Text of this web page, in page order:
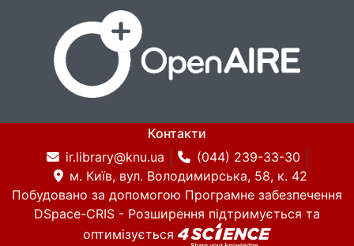
Контакти
ir.library@knu.ua
(044) 239-33-30
м. Київ, вул. Володимирська, 58, к. 42
Побудовано за допомогою Програмне забезпечення
DSpace-CRIS - Розширення підтримується та
оптимізується